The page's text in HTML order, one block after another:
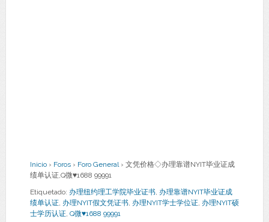
Inicio › Foros › Foro General › 文凭价格◇办理靠谱NYIT毕业证成
绩单认证,Q微♥1688 99991
Etiquetado: 办理纽约理工学院毕业证书, 办理靠谱NYIT毕业证成
绩单认证, 办理NYIT假文凭证书, 办理NYIT学士学位证, 办理NYIT硕
士学历认证, Q微♥1688 99991